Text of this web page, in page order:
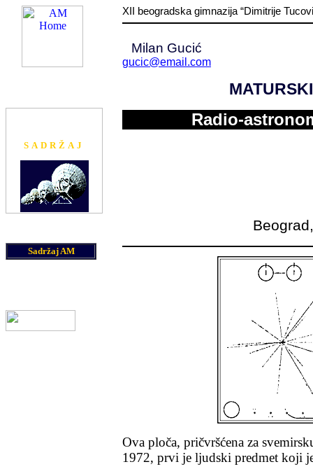
SADRŽAJ
Sadržaj AM
XII beogradska gimnazija “Dimitrije
Milan Gucić
gucic@email.com
Radio-
Ova ploča, pričvršćena za
1972, prvi je ljudski predmet koji